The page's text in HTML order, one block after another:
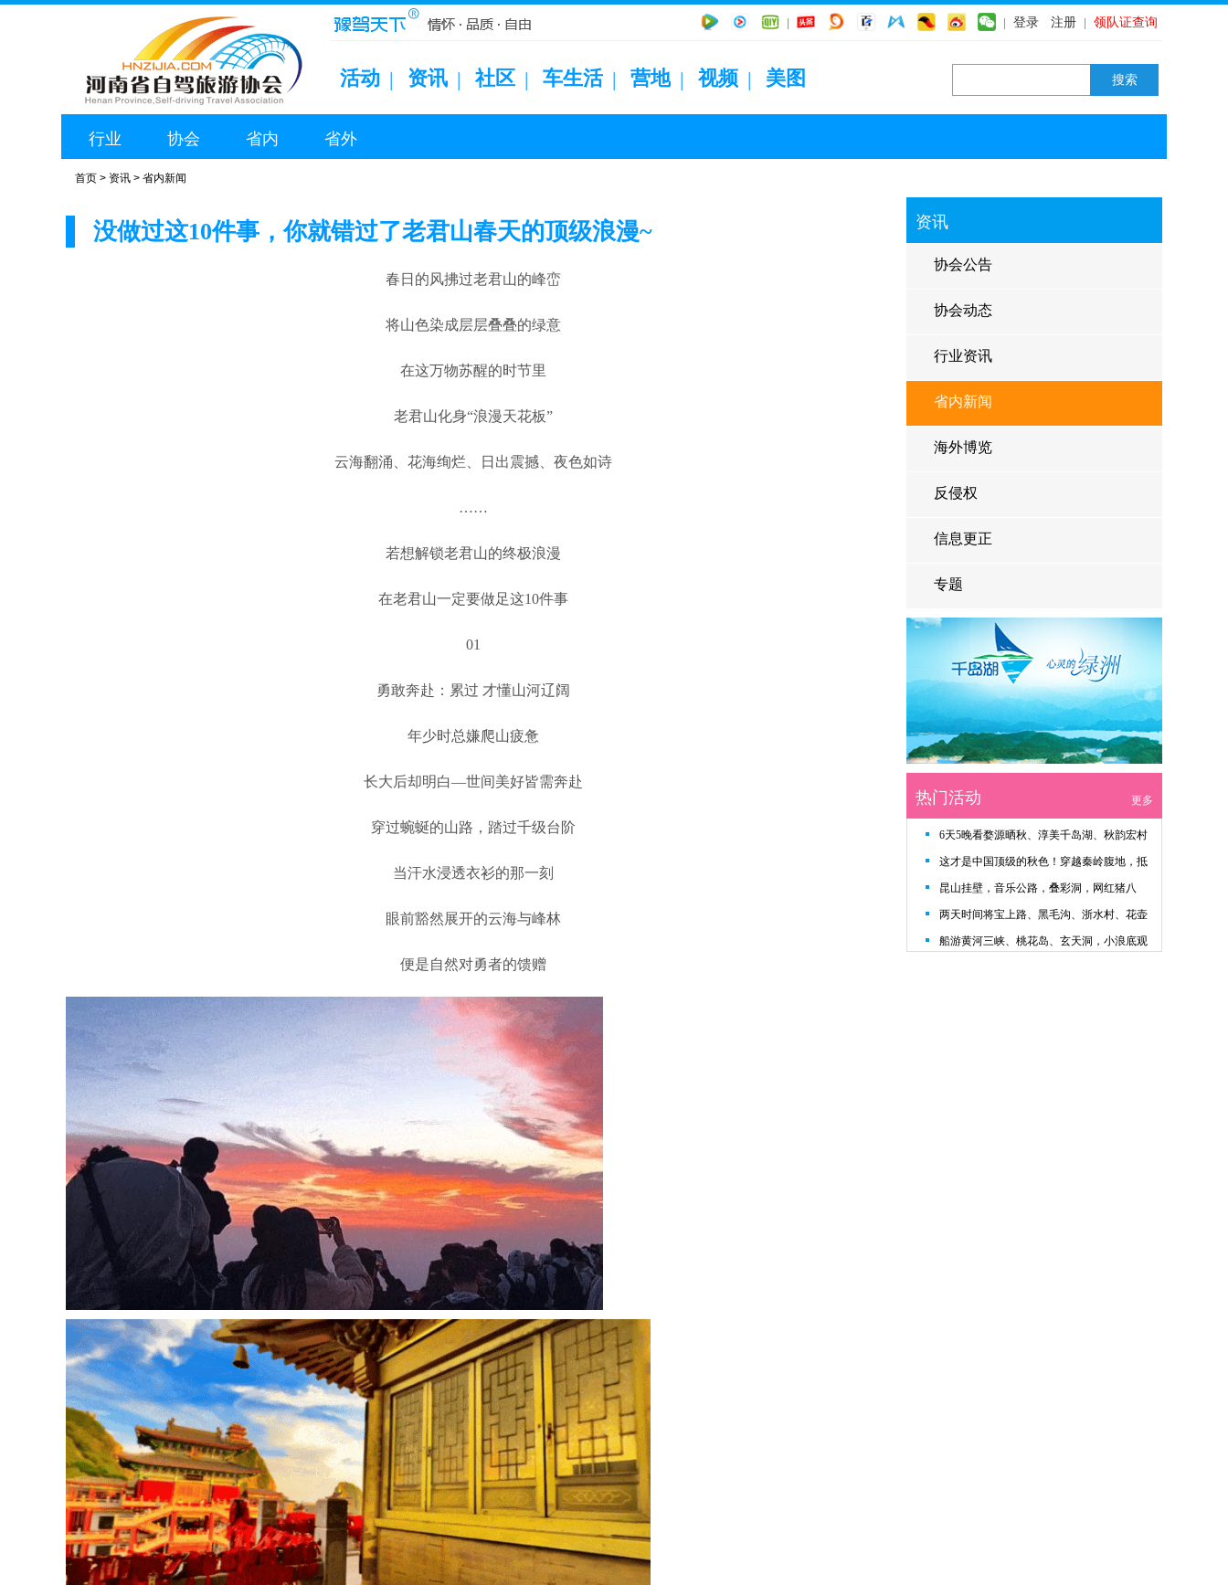
登录 注册 领队证查询
活动 | 资讯 | 社区 | 车生活 | 营地 | 视频 | 美图
行业 协会 省内 省外
首页 > 资讯 > 省内新闻
没做过这10件事，你就错过了老君山春天的顶级浪漫~
春日的风拂过老君山的峰峦
将山色染成层层叠叠的绿意
在这万物苏醒的时节里
老君山化身“浪漫天花板”
云海翻涌、花海绚烂、日出震撼、夜色如诗
……
若想解锁老君山的终极浪漫
在老君山一定要做足这10件事
01
勇敢奔赴：累过 才懂山河辽阔
年少时总嫌爬山疲惫
长大后却明白—世间美好皆需奔赴
穿过蜿蜒的山路，踏过千级台阶
当汗水浸透衣衫的那一刻
眼前豁然展开的云海与峰林
便是自然对勇者的馈赠
资讯
协会公告
协会动态
行业资讯
省内新闻
海外博览
反侵权
信息更正
专题
热门活动 更多
6天5晚看婺源晒秋、淳美千岛湖、秋韵宏村
自驾之旅！
这才是中国顶级的秋色！穿越秦岭腹地，抵
达红叶第一山，隐秘且绝美……
昆山挂壁，音乐公路，叠彩洞，网红猪八
戒、古村落等众多太行山经典线路
两天时间将宝上路、黑毛沟、浙水村、花壶
线、棋子山、东柏坡天路、黄崖底天路等南
船游黄河三峡、桃花岛、玄天洞，小浪底观